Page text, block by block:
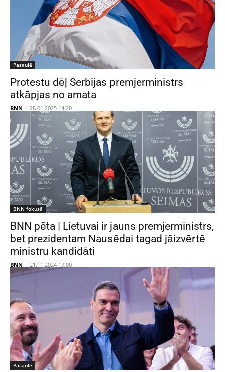
Pasaulē
Protestu dēļ Serbijas premjerministrs
atkāpjas no amata
BNN - 28.01.2025 14:20
BNN fokusā
BNN pēta | Lietuvai ir jauns premjerministrs,
bet prezidentam Nausēdai tagad jāizvērtē
ministru kandidāti
BNN - 21.11.2024 17:00
Pasaulē